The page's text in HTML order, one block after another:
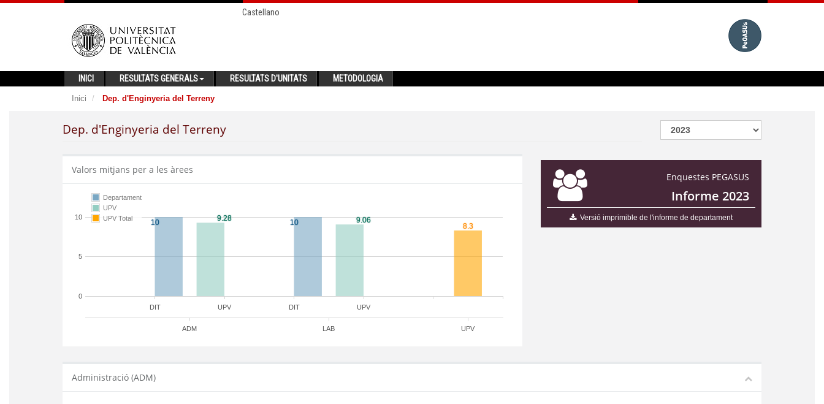
Castellano
INICI RESULTATS GENERALS RESULTATS D'UNITATS METODOLOGIA
Inici Dep. d'Enginyeria del Terreny
Dep. d'Enginyeria del Terreny
Enquestes PEGASUS
Informe 2023
Versió imprimible de l'informe de departament
Valors mitjans per a les àrees
DIT DIT
UPV UPV
ADM LAB UPV
0
5
10
Departament
UPV
UPV Total
Administració (ADM)